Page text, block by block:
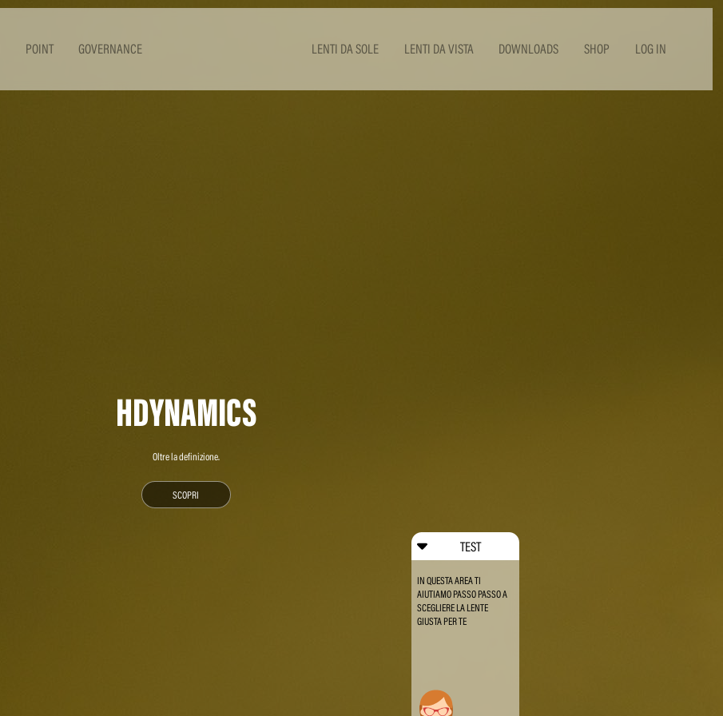
POINT GOVERNANCE LENTI DA SOLE LENTI DA VISTA DOWNLOADS SHOP LOG IN
TEST
IN QUESTA AREA TI
AIUTIAMO PASSO PASSO A
SCEGLIERE LA LENTE
GIUSTA PER TE
HDYNAMICS
Oltre la definizione.
SCOPRI